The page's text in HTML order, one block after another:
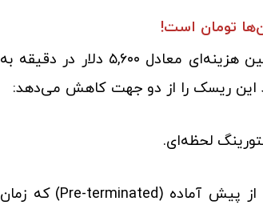
خرابی سیستم‌های مرکز داده می‌تواند به طور میانگین هزینه‌ای معادل ۵,۶۰۰ دلار در دقیقه به
این ریسک را از دو جهت کاهش می‌دهد:
لحظه‌ای.
استقرار سریع تجهیزات با استفاده از رابط‌های از پیش آماده (Pre-terminated) که زمان